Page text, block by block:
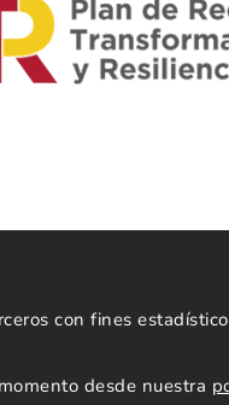
con fines
desde nuestra